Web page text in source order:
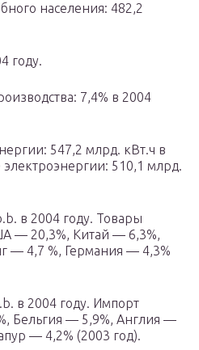
населения: 482,2
году.
7,4% в 2004
547,2 млрд. кВт.ч в
510,1 млрд.
в 2004 году. Товары
— 20,3%, Китай — 6,3%,
— 4,7 %, Германия — 4,3%
в 2004 году. Импорт
Бельгия — 5,9%, Англия —
— 4,2% (2003 год).